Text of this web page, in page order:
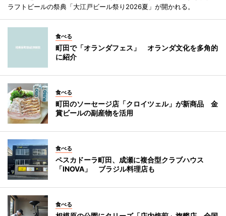
ラフトビールの祭典「大江戸ビール祭り2026夏」が開かれる。
食べる
町田で「オランダフェス」 オランダ文化を多角的
に紹介
食べる
町田のソーセージ店「クロイツェル」が新商品 金
賞ビールの副産物を活用
食べる
ペスカドーラ町田、成瀬に複合型クラブハウス
「INOVA」 ブラジル料理店も
食べる